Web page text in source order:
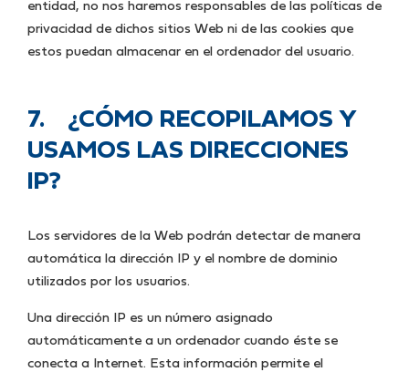
entidad, no nos haremos responsables de las políticas de
privacidad de dichos sitios Web ni de las cookies que
estos puedan almacenar en el ordenador del usuario.
7. ¿CÓMO RECOPILAMOS Y
USAMOS LAS DIRECCIONES
IP?
Los servidores de la Web podrán detectar de manera
automática la dirección IP y el nombre de dominio
utilizados por los usuarios.
Una dirección IP es un número asignado
automáticamente a un ordenador cuando éste se
conecta a Internet. Esta información permite el